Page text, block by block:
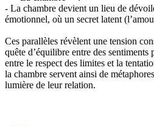
- La chambre devient un lieu de
émotionnel, où un secret latent
Ces parallèles révèlent une tension
quête d’équilibre entre des
entre le respect des limites et la
la chambre servent ainsi de
lumière de leur relation.